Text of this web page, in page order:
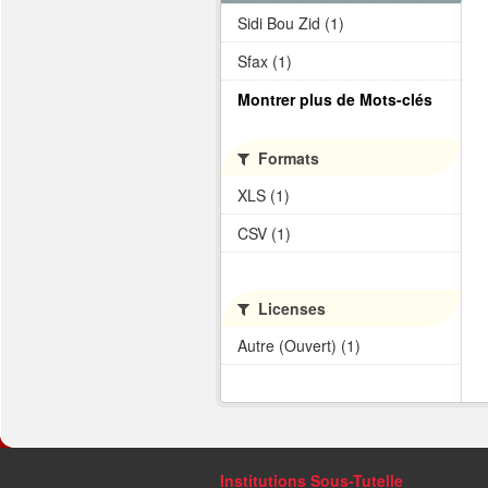
Sidi Bou Zid (1)
Sfax (1)
Montrer plus de Mots-clés
Formats
XLS (1)
CSV (1)
Licenses
Autre (Ouvert) (1)
Institutions Sous-Tutelle